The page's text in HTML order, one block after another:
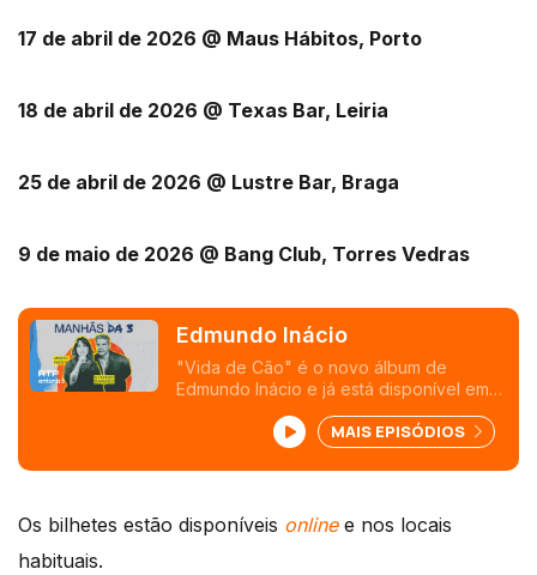
17 de abril de 2026 @ Maus Hábitos, Porto
18 de abril de 2026 @ Texas Bar, Leiria
25 de abril de 2026 @ Lustre Bar, Braga
9 de maio de 2026 @ Bang Club, Torres Vedras
Edmundo Inácio
"Vida de Cão" é o novo álbum de
Edmundo Inácio e já está disponível em
vamos ter consequências.MAIS EPISÓDIOS
Os bilhetes estão disponíveis onlinee nos locais
habituais.